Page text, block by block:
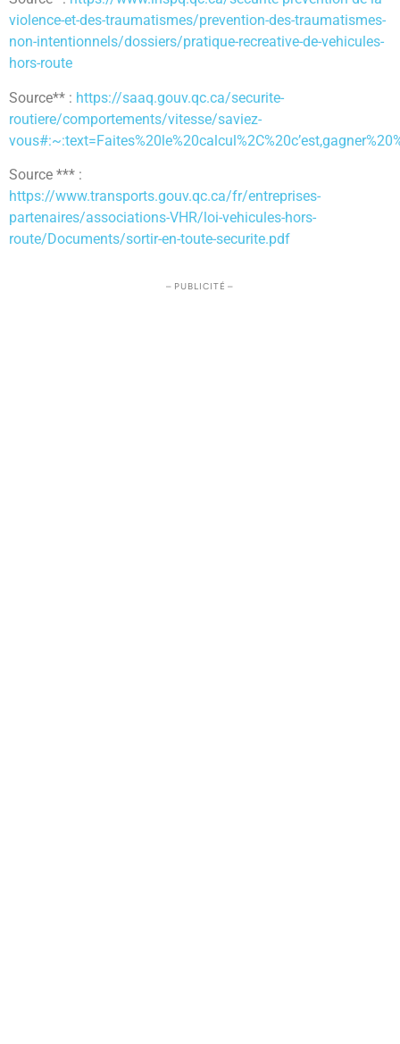
violence-et-des-traumatismes/prevention-des-traumatismes-
non-intentionnels/dossiers/pratique-recreative-de-vehicules-
hors-route
Source** : https://saaq.gouv.qc.ca/securite-
routiere/comportements/vitesse/saviez-
Source *** :
https://www.transports.gouv.qc.ca/fr/entreprises-
partenaires/associations-VHR/loi-vehicules-hors-
route/Documents/sortir-en-toute-securite.pdf
– PUBLICITÉ –